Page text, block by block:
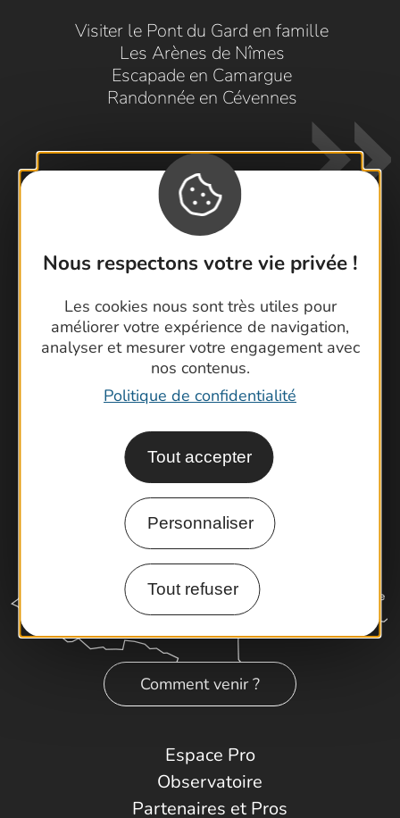
Nous respectons votre vie privée !
Les cookies nous sont très utiles pour
améliorer votre expérience de navigation,
analyser et mesurer votre engagement avec
nos contenus.
Politique de confidentialité
Tout accepter
Personnaliser
Tout refuser
Visiter le Pont du Gard en famille
Les Arènes de Nîmes
Escapade en Camargue
Randonnée en Cévennes
Foire aux questions
Brochures
Cartoguides et Topoguides
Latitude Gard
Comment venir ?
Espace Pro
Observatoire
Partenaires et Pros